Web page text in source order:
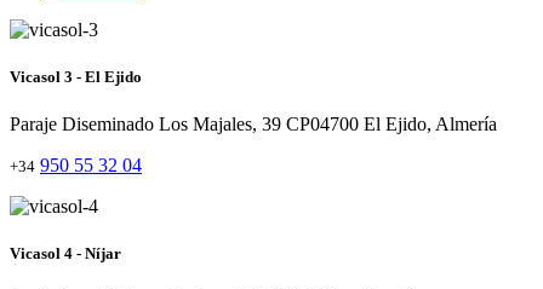
Vicasol 3 - El Ejido
Paraje Diseminado Los Majales, 39 CP04700 El Ejido, Almería
+34 950 55 32 04
Vicasol 4 - Níjar